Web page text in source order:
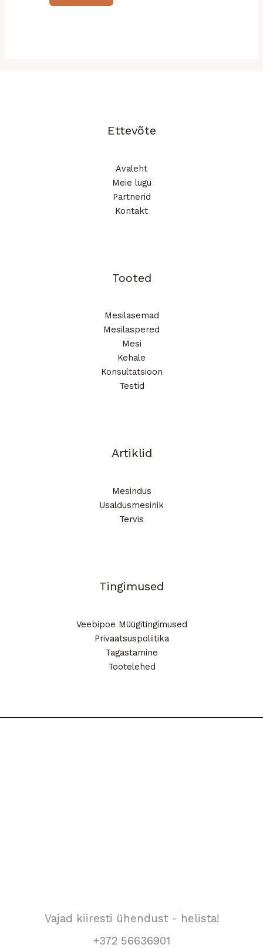
Ettevõte
Avaleht
Meie lugu
Partnerid
Kontakt
Tooted
Mesilasemad
Mesilaspered
Mesi
Kehale
Konsultatsioon
Testid
Artiklid
Mesindus
Usaldusmesinik
Tervis
Tingimused
Veebipoe Müügitingimused
Privaatsuspoliitika
Tagastamine
Tootelehed
Vajad kiiresti ühendust - helista!
+372 56636901